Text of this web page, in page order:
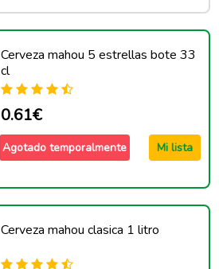
Cerveza mahou 5 estrellas bote 33
cl
0.61€
Agotado temporalmente Mi lista
Cerveza mahou clasica 1 litro